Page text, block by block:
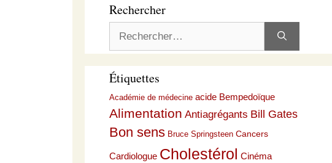
Rechercher
Étiquettes
Académie de médecine acide Bempedoïque
Alimentation Antiagrégants Bill Gates
Bon sens Bruce Springsteen Cancers
Cardiologue Cholestérol Cinéma